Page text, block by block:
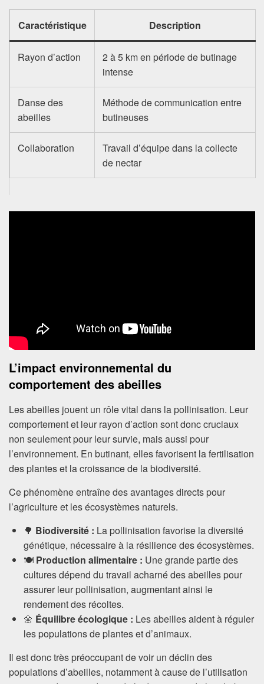
Caractéristique Description
Rayon d’action
2 à 5 km en période de butinage
intense
Danse des
abeilles
Méthode de communication entre
butineuses
Collaboration
Travail d’équipe dans la collecte
de nectar
L’impact environnemental du
comportement des abeilles
Les abeilles jouent un rôle vital dans la pollinisation. Leur
comportement et leur rayon d’action sont donc cruciaux
non seulement pour leur survie, mais aussi pour
l’environnement. En butinant, elles favorisent la fertilisation
des plantes et la croissance de la biodiversité.
Ce phénomène entraîne des avantages directs pour
l’agriculture et les écosystèmes naturels.
🌳 Biodiversité : La pollinisation favorise la diversité
génétique, nécessaire à la résilience des écosystèmes.
🍽️ Production alimentaire : Une grande partie des
cultures dépend du travail acharné des abeilles pour
assurer leur pollinisation, augmentant ainsi le
rendement des récoltes.
🌼 Équilibre écologique : Les abeilles aident à réguler
les populations de plantes et d’animaux.
Il est donc très préoccupant de voir un déclin des
populations d’abeilles, notamment à cause de l’utilisation